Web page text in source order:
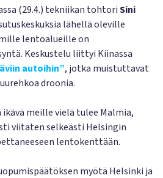
(29.4.) tekniikan tohtoriSini
lähellä oleville
lentoalueille on
Keskustelu liittyi Kiinassa
autoihin”, jotka muistuttavat
droonia.
ikävä meille vielä tulee Malmia,
viitaten selkeästi Helsingin
lentokenttään.
myötä Helsinki ja